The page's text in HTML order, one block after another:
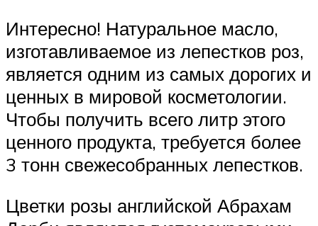
Интересно! Натуральное масло,
изготавливаемое из лепестков роз,
является одним из самых дорогих и
ценных в мировой косметологии.
Чтобы получить всего литр этого
ценного продукта, требуется более
3 тонн свежесобранных лепестков.
Цветки розы английской Абрахам